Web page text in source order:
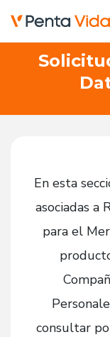
En esta
asociadas a
para el
consultar